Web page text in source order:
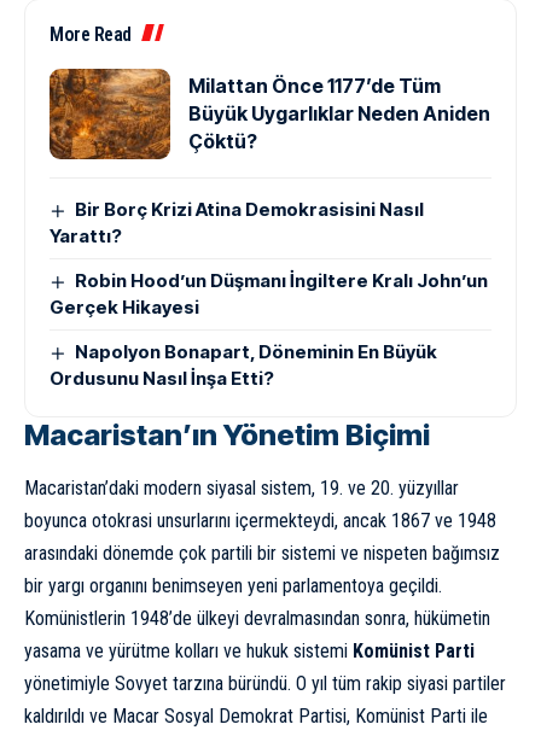
More Read
Milattan Önce 1177’de Tüm
Büyük Uygarlıklar Neden Aniden
Çöktü?
Bir Borç Krizi Atina Demokrasisini Nasıl
Yarattı?
Robin Hood’un Düşmanı İngiltere Kralı John’un
Gerçek Hikayesi
Napolyon Bonapart, Döneminin En Büyük
Ordusunu Nasıl İnşa Etti?
Macaristan’ın Yönetim Biçimi
Macaristan’daki modern siyasal sistem, 19. ve 20. yüzyıllar
boyunca otokrasi unsurlarını içermekteydi, ancak 1867 ve 1948
arasındaki dönemde çok partili bir sistemi ve nispeten bağımsız
bir yargı organını benimseyen yeni parlamentoya geçildi.
Komünistlerin 1948’de ülkeyi devralmasından sonra, hükümetin
yasama ve yürütme kolları ve hukuk sistemi Komünist Parti
yönetimiyle Sovyet tarzına büründü. O yıl tüm rakip siyasi partiler
kaldırıldı ve Macar Sosyal Demokrat Partisi, Komünist Parti ile